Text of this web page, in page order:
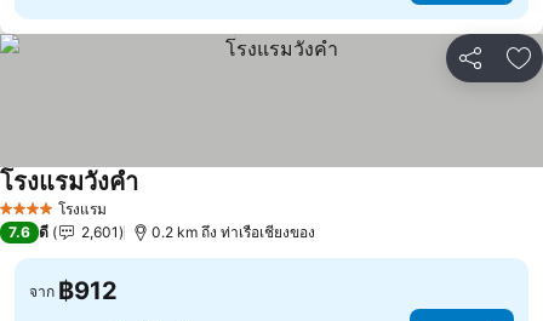
แชร์ เ
4 ดาว โรงแรม
โรงแรมวังคำ
7.6 ดี 2,601 0.2 km ถึง ท่าเรือเชียงของ
จาก ฿912